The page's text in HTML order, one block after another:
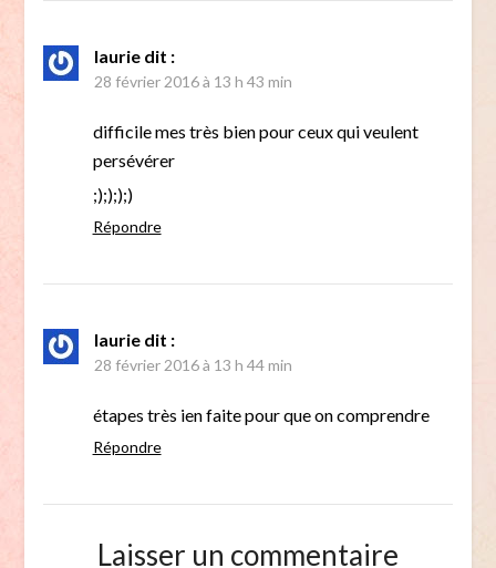
laurie dit :
28 février 2016 à 13 h 43 min
difficile mes très bien pour ceux qui veulent
persévérer
;);););)
Répondre
laurie dit :
28 février 2016 à 13 h 44 min
étapes très ien faite pour que on comprendre
Répondre
Laisser un commentaire